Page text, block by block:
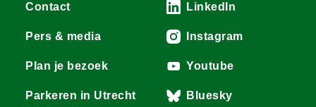
Contact
Pers & media
Plan je bezoek
Parkeren in Utrecht
LinkedIn
Instagram
Youtube
Bluesky